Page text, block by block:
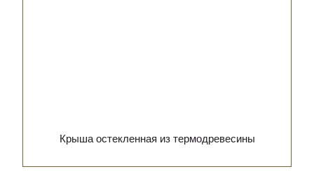
Крыша остекленная из термодревесины